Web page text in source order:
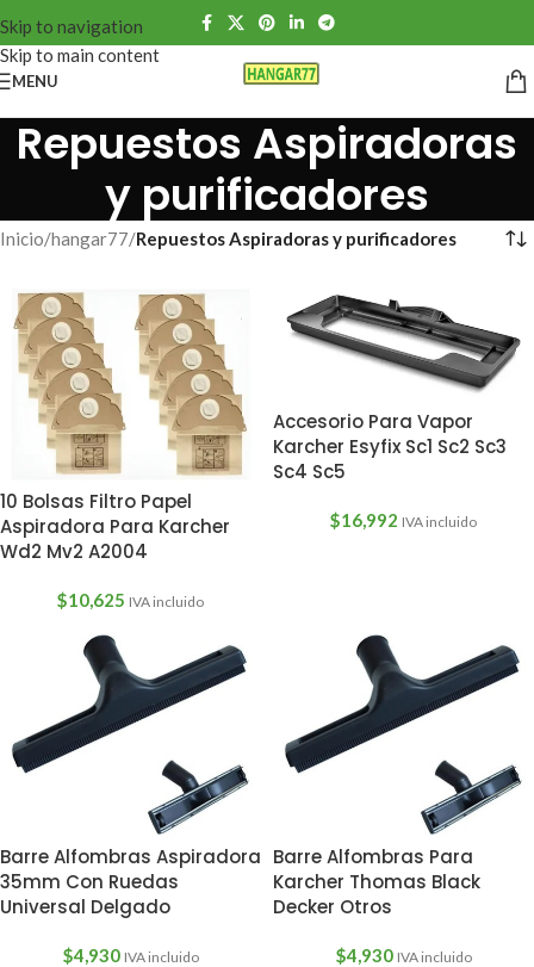
Skip to navigation
Skip to main content
MENU
Repuestos Aspiradoras
y purificadores
Inicio/hangar77/Repuestos Aspiradoras y purificadores
10 Bolsas Filtro Papel
Aspiradora Para Karcher
Wd2 Mv2 A2004
$10,625 IVA incluido
Accesorio Para Vapor
Karcher Esyfix Sc1 Sc2 Sc3
Sc4 Sc5
$16,992 IVA incluido
Barre Alfombras Aspiradora
35mm Con Ruedas
Universal Delgado
$4,930 IVA incluido
Barre Alfombras Para
Karcher Thomas Black
Decker Otros
$4,930 IVA incluido